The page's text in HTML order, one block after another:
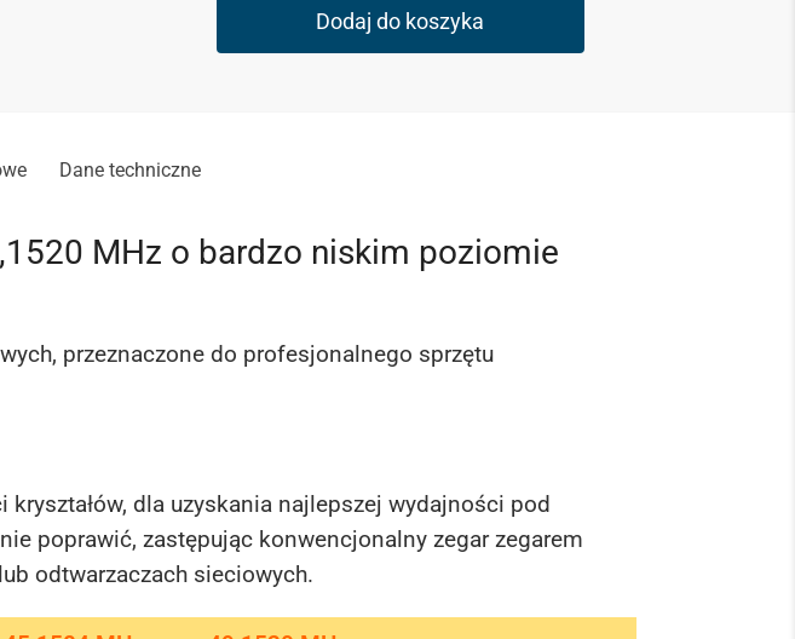
Dodaj do koszyka
Dane techniczne
MHz o bardzo niskim poziomie
przeznaczone do profesjonalnego sprzętu
dla uzyskania najlepszej wydajności pod
poprawić, zastępując konwencjonalny zegar zegarem
odtwarzaczach sieciowych.